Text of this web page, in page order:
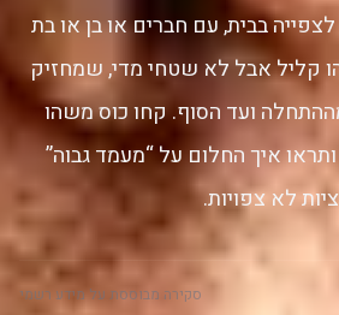
בבית, עם חברים או בן או בת
קליל אבל לא שטחי מדי, שמחזיק
ועד הסוף. קחו כוס משהו
איך החלום על “מעמד גבוה”
לא צפויות.
סקירה מבוססת על מידע רשמי